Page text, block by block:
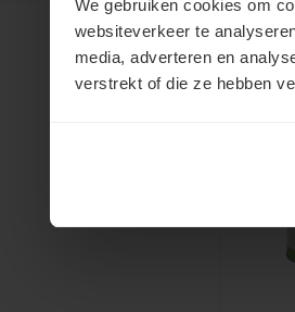
We gebruiken cookies om
websiteverkeer te
media, adverteren en
verstrekt of die ze hebben
en
buiten